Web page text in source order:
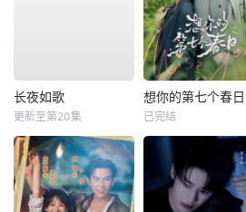
长夜如歌
更新至第20集
想你的第七个春日
已完结